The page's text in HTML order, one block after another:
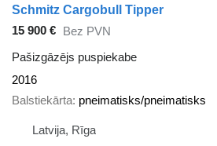
Schmitz Cargobull Tipper
15 900 € Bez PVN
Pašizgāzējs puspiekabe
2016
Balstiekārta pneimatisks/pneimatisks
Latvija, Rīga